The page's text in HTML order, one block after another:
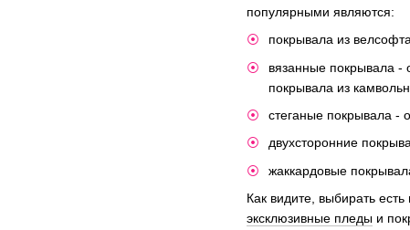
популярными являются:
покрывала из
вязанные покрывала -
покрывала из
стеганые покрывала -
двухсторонние
жаккардовые
Как видите, выбирать
эксклюзивные пледы и